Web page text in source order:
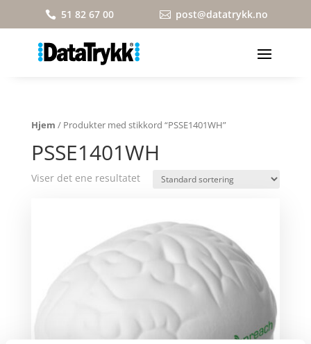
 51 82 67 00  post@datatrykk.no
Hjem / Produkter med stikkord “PSSE1401WH”
PSSE1401WH
Viser det ene resultatet